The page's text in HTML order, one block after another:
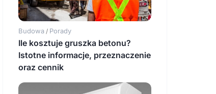
Budowa / Porady
Ile kosztuje gruszka betonu?
Istotne informacje, przeznaczenie
oraz cennik